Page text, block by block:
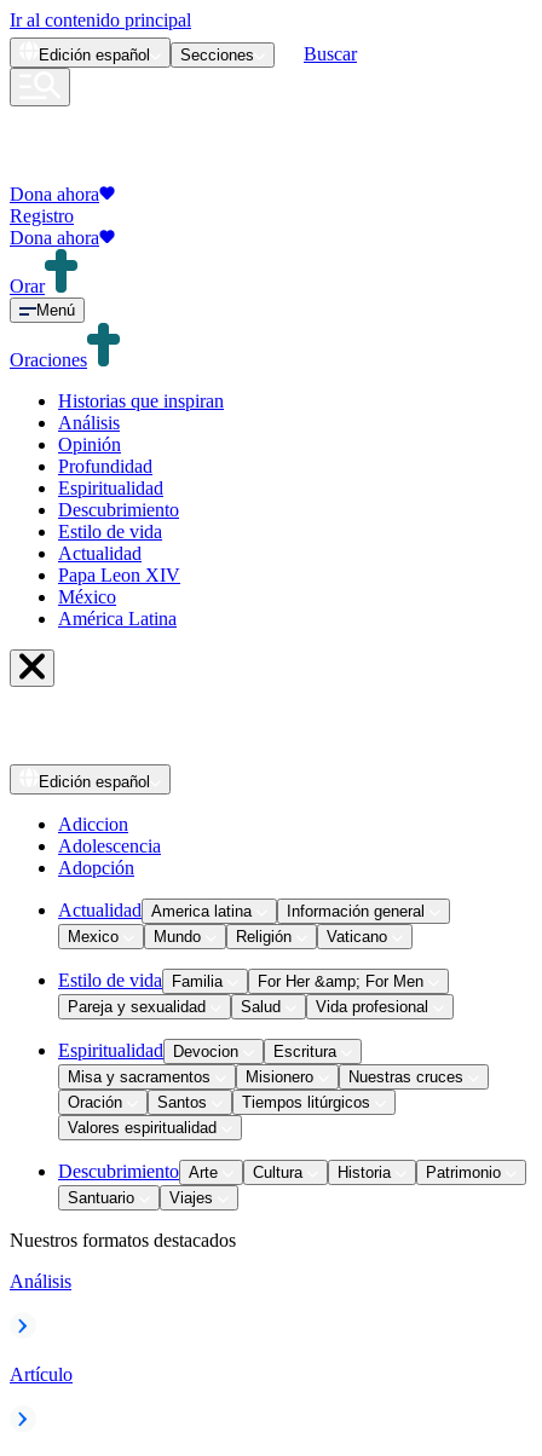
Ir al contenido principal
Edición español Secciones Buscar
Dona ahora
Registro
Dona ahora
Orar
Menú
Oraciones
Historias que inspiran
Análisis
Opinión
Profundidad
Espiritualidad
Descubrimiento
Estilo de vida
Actualidad
Papa Leon XIV
México
América Latina
Edición español
Adiccion
Adolescencia
Adopción
Actualidad America latina
Información general
Mexico
Mundo Religión Vaticano
Estilo de vida Familia
For Her &amp; For Men
Pareja y sexualidad
Salud Vida profesional
Espiritualidad Devocion
Escritura
Misa y sacramentos
Misionero
Nuestras cruces
Oración
Santos
Tiempos litúrgicos
Valores espiritualidad
Descubrimiento Arte Cultura Historia
Patrimonio
Santuario
Viajes
Nuestros formatos destacados
Análisis
Artículo